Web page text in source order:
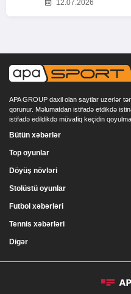
12.07.2026
APA GROUP daxil olan saytlar uzerlər
qorunur. Məlumatdan istifadə etdikdə
istifadə edildikdə müvafiq keçidin
Bütün xəbərlər
Top oyunlar
Döyüş növləri
Stolüstü oyunlar
Futbol xəbərləri
Tennis xəbərləri
Digər